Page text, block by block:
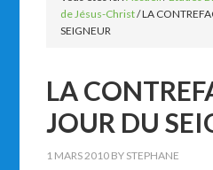
de Jésus-Christ/LA
SEIGNEUR
LA
JOUR DU
1 MARS 2010 BY STEPHANE